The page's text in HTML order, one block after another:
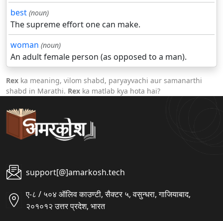
best (noun)
The supreme effort one can make.
woman (noun)
An adult female person (as opposed to a man).
Rex ka meaning, vilom shabd, paryayvachi aur samanarthi
shabd in Marathi. Rex ka matlab kya hota hai?
support[@]amarkosh.tech
ए-८ / ५०४ ऑलिव काउण्टी, सैक्टर ५, वसुन्धरा, गाजियाबाद,
२०१०१२ उत्तर प्रदेश, भारत